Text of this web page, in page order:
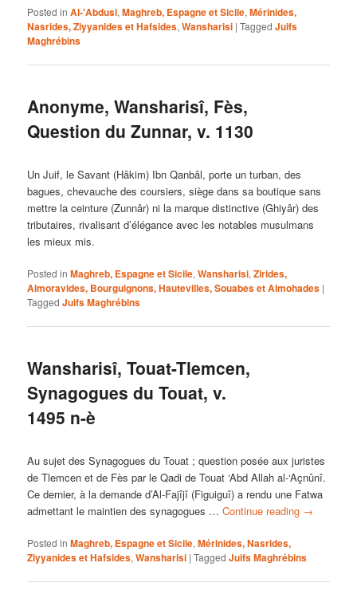
Posted in Al-'Abdusi,Maghreb, Espagne et Sicile,Mérinides,
Nasrides, Ziyyanides et Hafsides,Wansharisi |Tagged Juifs
Maghrébins
Anonyme, Wansharisî, Fès,
Question du Zunnar, v. 1130
Un Juif, le Savant (Hâkim) Ibn Qanbâl, porte un turban, des
bagues, chevauche des coursiers, siège dans sa boutique sans
mettre la ceinture (Zunnâr) ni la marque distinctive (Ghiyâr) des
tributaires, rivalisant d’élégance avec les notables musulmans
les mieux mis.
Posted in Maghreb, Espagne et Sicile,Wansharisi,Zirides,
Almoravides, Bourguignons, Hautevilles, Souabes et Almohades |
Tagged Juifs Maghrébins
Wansharisî, Touat-Tlemcen,
Synagogues du Touat, v.
1495 n-è
Au sujet des Synagogues du Touat ; question posée aux juristes
de Tlemcen et de Fès par le Qadi de Touat ‘Abd Allah al-‘Açnûnî.
Ce dernier, à la demande d’Al-Fajîjî (Figuiguî) a rendu une Fatwa
admettant le maintien des synagogues …Continue reading →
Posted in Maghreb, Espagne et Sicile,Mérinides, Nasrides,
Ziyyanides et Hafsides,Wansharisi |Tagged Juifs Maghrébins